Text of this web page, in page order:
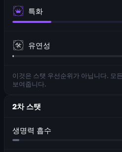
특화
유연성
이것은 스탯 우선순위가 아닙니다. 모
보여줍니다.
2차 스탯
생명력 흡수